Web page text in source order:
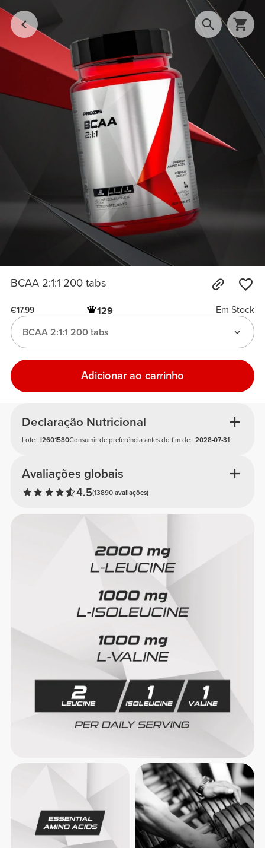
BCAA 2:1:1 200 tabs
€17.99 129
Em Stock
BCAA 2:1:1 200 tabs
Adicionar ao carrinho
Declaração Nutricional
Lote: I2601580Consumir de preferência antes do fim de: 2028-07-31
Avaliações globais
4.5(13890 avaliações)